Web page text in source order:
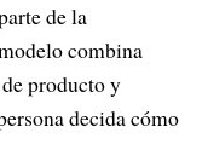
de la
combina
producto y
decida cómo